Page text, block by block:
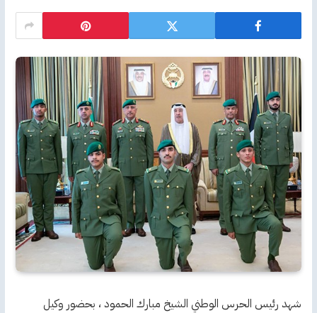
شهد رئيس الحرس الوطني الشيخ مبارك الحمود ، بحضور وكيل